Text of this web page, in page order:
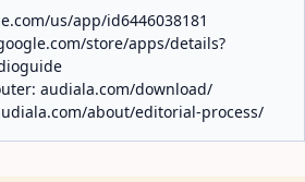
us/app/id6446038181
store/apps/details?
audiala.com/download/
about/editorial-process/